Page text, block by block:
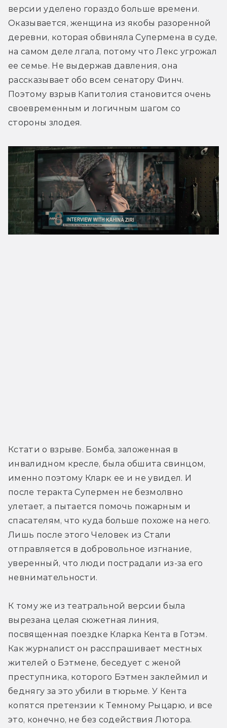
версии уделено гораздо больше времени.
Оказывается, женщина из якобы разоренной
деревни, которая обвиняла Супермена в суде,
на самом деле лгала, потому что Лекс угрожал
ее семье. Не выдержав давления, она
рассказывает обо всем сенатору Финч.
Поэтому взрыв Капитолия становится очень
своевременным и логичным шагом со
стороны злодея.
Кстати о взрыве. Бомба, заложенная в
инвалидном кресле, была обшита свинцом,
именно поэтому Кларк ее и не увидел. И
после теракта Супермен не безмолвно
улетает, а пытается помочь пожарным и
спасателям, что куда больше похоже на него.
Лишь после этого Человек из Стали
отправляется в добровольное изгнание,
уверенный, что люди пострадали из-за его
невнимательности.
К тому же из театральной версии была
вырезана целая сюжетная линия,
посвященная поездке Кларка Кента в Готэм.
Как журналист он расспрашивает местных
жителей о Бэтмене, беседует с женой
преступника, которого Бэтмен заклеймил и
беднягу за это убили в тюрьме. У Кента
копятся претензии к Темному Рыцарю, и все
это, конечно, не без содействия Лютора.